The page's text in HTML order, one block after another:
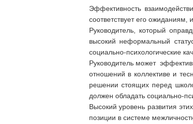
Эффективность
соответствует его
Руководитель, который
высокий неформальный
социально-психологические
Руководитель может
отношений в коллективе и
решении стоящих перед
должен обладать социально-
Высокий уровень развития
позиции в системе